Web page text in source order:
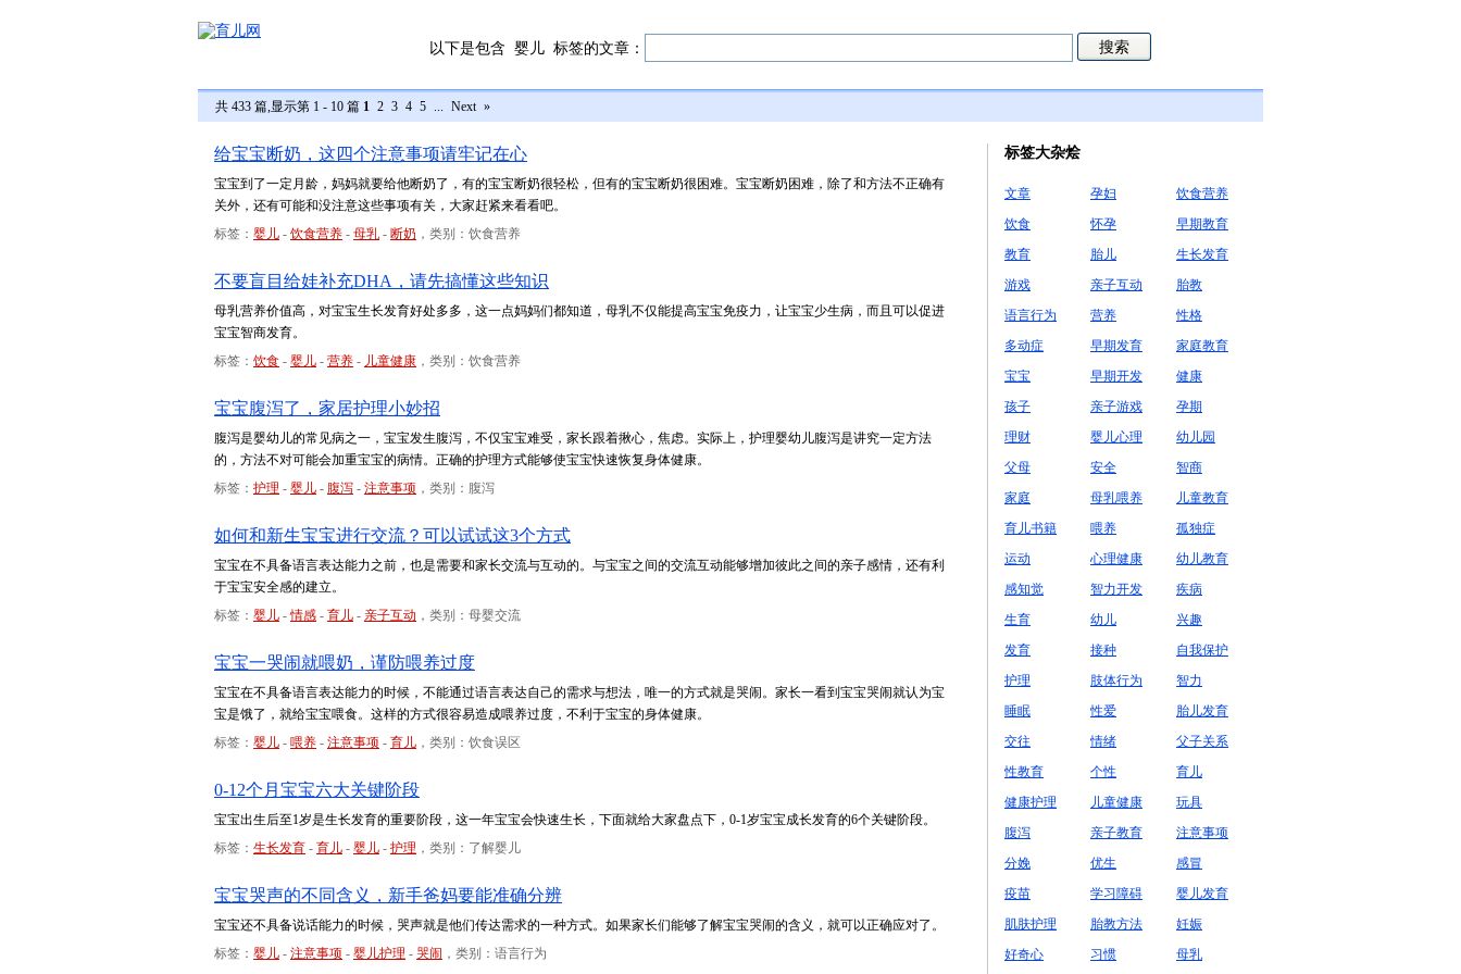
以下是包含 婴儿 标签的文章：
共 433 篇,显示第 1 - 10 篇 1 2 3 4 5 ... Next »
给宝宝断奶，这四个注意事项请牢记在心
宝宝到了一定月龄，妈妈就要给他断奶了，有的宝宝断奶很轻松，但有的宝宝断奶很困难。宝宝断奶困难，除了和方法不正确有
关外，还有可能和没注意这些事项有关，大家赶紧来看看吧。
标签： 婴儿 - 饮食营养 - 母乳 - 断奶 ，类别：饮食营养
不要盲目给娃补充DHA，请先搞懂这些知识
母乳营养价值高，对宝宝生长发育好处多多，这一点妈妈们都知道，母乳不仅能提高宝宝免疫力，让宝宝少生病，而且可以促进
宝宝智商发育。
标签： 饮食 - 婴儿 - 营养 - 儿童健康 ，类别：饮食营养
宝宝腹泻了，家居护理小妙招
腹泻是婴幼儿的常见病之一，宝宝发生腹泻，不仅宝宝难受，家长跟着揪心，焦虑。实际上，护理婴幼儿腹泻是讲究一定方法
的，方法不对可能会加重宝宝的病情。正确的护理方式能够使宝宝快速恢复身体健康。
标签： 护理 - 婴儿 - 腹泻 - 注意事项 ，类别：腹泻
如何和新生宝宝进行交流？可以试试这3个方式
宝宝在不具备语言表达能力之前，也是需要和家长交流与互动的。与宝宝之间的交流互动能够增加彼此之间的亲子感情，还有利
于宝宝安全感的建立。
标签： 婴儿 -情感 - 育儿 - 亲子互动 ，类别：母婴交流
宝宝一哭闹就喂奶，谨防喂养过度
宝宝在不具备语言表达能力的时候，不能通过语言表达自己的需求与想法，唯一的方式就是哭闹。家长一看到宝宝哭闹就认为宝
宝是饿了，就给宝宝喂食。这样的方式很容易造成喂养过度，不利于宝宝的身体健康。
标签： 婴儿 - 喂养 - 注意事项 - 育儿 ，类别：饮食误区
0-12个月宝宝六大关键阶段
宝宝出生后至1岁是生长发育的重要阶段，这一年宝宝会快速生长，下面就给大家盘点下，0-1岁宝宝成长发育的6个关键阶段。
标签： 生长发育 - 育儿 - 婴儿 - 护理 ，类别：了解婴儿
宝宝哭声的不同含义，新手爸妈要能准确分辨
宝宝还不具备说话能力的时候，哭声就是他们传达需求的一种方式。如果家长们能够了解宝宝哭闹的含义，就可以正确应对了。
标签： 婴儿 - 注意事项 - 婴儿护理 - 哭闹 ，类别：语言行为
标签大杂烩
文章 孕妇
饮食营养
饮食
怀孕
早期教育
教育
胎儿
生长发育
游戏
亲子互动
胎教
语言行为
营养
性格
多动症
早期发育
家庭教育
宝宝
早期开发
健康
孩子
亲子游戏
孕期
理财
婴儿心理
幼儿园
父母
安全
智商
家庭
母乳喂养
儿童教育
育儿书籍
喂养
孤独症
运动
心理健康
幼儿教育
感知觉
智力开发
疾病
生育
幼儿
兴趣
发育
接种
自我保护
护理
肢体行为
智力
睡眠
性爱
胎儿发育
交往
情绪
父子关系
性教育
个性
育儿
健康护理
儿童健康
玩具
腹泻
亲子教育
注意事项
分娩
优生
感冒
疫苗
学习障碍
婴儿发育
肌肤护理
胎教方法
妊娠
好奇心
习惯
母乳